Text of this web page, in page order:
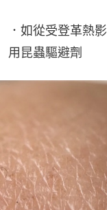
．如從受登革熱
用昆蟲驅避劑